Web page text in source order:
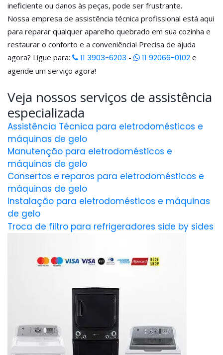
ineficiente ou danos às peças, pode ser frustrante.
Nossa empresa de assistência técnica profissional está aqui
para reparar qualquer aparelho quebrado em sua cozinha e
restaurar o conforto e a conveniência! Precisa de ajuda
agora? Ligue para:
11 3903-6203 - 11 92066-0102 e
agende um serviço agora!
Veja nossos serviços de assistência
especializada
Assistência Técnica para eletrodomésticos e
máquinas de gelo
Manutenção para eletrodomésticos e
máquinas de gelo
Consertos e reparos para eletrodomésticos e
máquinas de gelo
Instalação para eletrodomésticos e máquinas
de gelo
Troca de filtro para refrigeradores side by sides